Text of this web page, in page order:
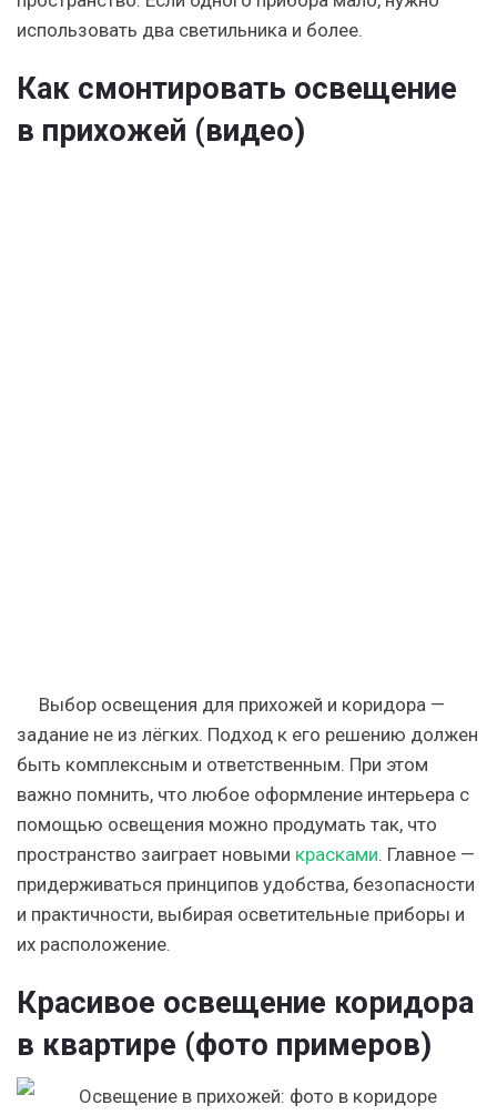
использовать два светильника и более.
Как смонтировать освещение
в прихожей (видео)
Выбор освещения для прихожей и коридора —
задание не из лёгких. Подход к его решению должен
быть комплексным и ответственным. При этом
важно помнить, что любое оформление интерьера с
помощью освещения можно продумать так, что
пространство заиграет новыми красками. Главное —
придерживаться принципов удобства, безопасности
и практичности, выбирая осветительные приборы и
их расположение.
Красивое освещение коридора
в квартире (фото примеров)